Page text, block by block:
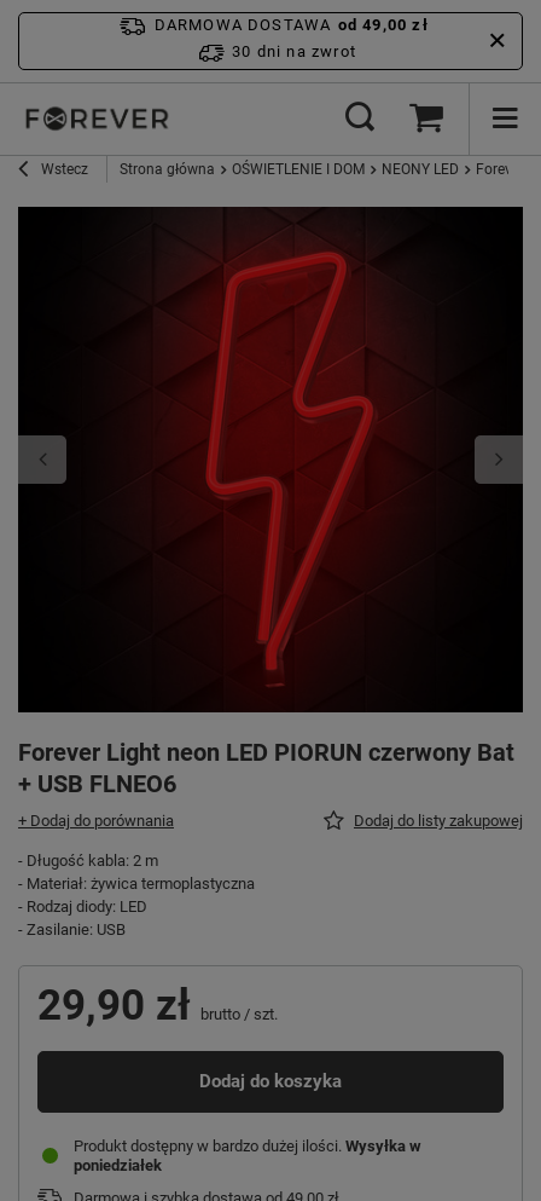
DARMOWA DOSTAWA od 49,00 zł
30 dni na zwrot
Wstecz Strona główna OŚWIETLENIE I DOM NEONY LED Forever
Forever Light neon LED PIORUN czerwony Bat
+ USB FLNEO6
+ Dodaj do porównania Dodaj do listy zakupowej
- Długość kabla: 2 m
- Materiał: żywica termoplastyczna
- Rodzaj diody: LED
- Zasilanie: USB
29,90 zł brutto / szt.
Dodaj do koszyka
Produkt dostępny w bardzo dużej ilości Wysyłka w
poniedziałek